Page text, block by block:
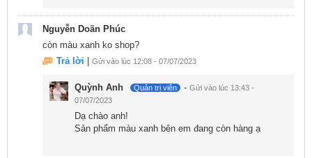
Nguyễn Doãn Phúc
còn màu xanh ko shop?
Trả lời
Gửi vào lúc 12:08 - 07/07/2023
Quỳnh Anh Quản trị viên - Gửi vào lúc 13:43 -
07/07/2023
Dạ chào anh!
Sản phẩm màu xanh bên em đang còn hàng ạ